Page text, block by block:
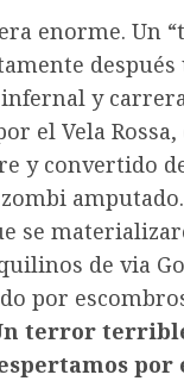
enorme. Un
y
el Vela
y convertido
amputado.
se
de via
por
terror